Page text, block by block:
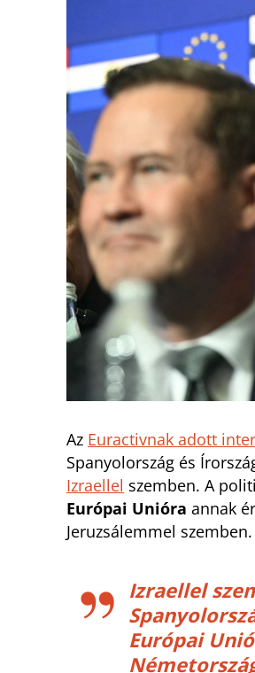
Az Euractivnak adott
Spanyolország és
Izraellel szemben. A
Európai Unióra annak
Jeruzsálemmel
Izraellel
Európai